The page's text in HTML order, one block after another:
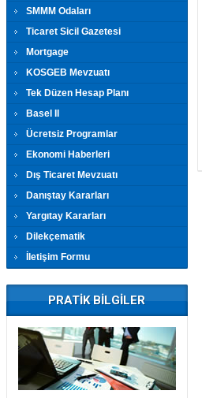
SMMM Odaları
Ticaret Sicil Gazetesi
Mortgage
KOSGEB Mevzuatı
Tek Düzen Hesap Planı
Basel II
Ücretsiz Programlar
Ekonomi Haberleri
Dış Ticaret Mevzuatı
Danıştay Kararları
Yargıtay Kararları
Dilekçematik
İletişim Formu
PRATİK BİLGİLER